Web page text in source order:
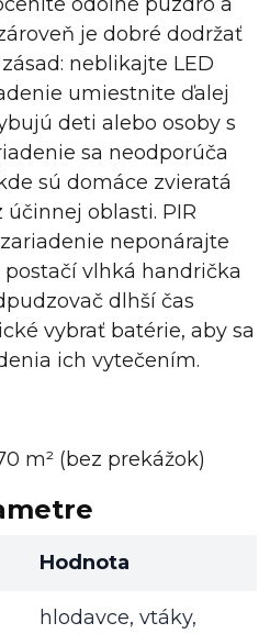
je dobré dodržať
neblikajte LED
umiestnite ďalej
deti alebo osoby s
sa neodporúča
sú domáce zvieratá
oblasti. PIR
neponárajte
vlhká handrička
dlhší čas
vybrať batérie, aby sa
ich vytečením.
m² (bez prekážok)
Hodnota
hlodavce, vtáky,